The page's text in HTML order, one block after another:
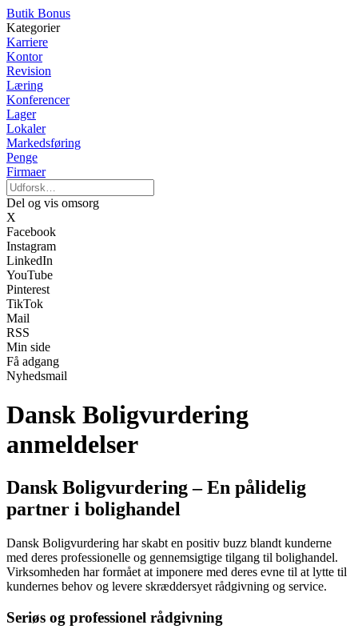
Butik Bonus
Kategorier
Karriere
Kontor
Revision
Læring
Konferencer
Lager
Lokaler
Markedsføring
Penge
Firmaer
Del og vis omsorg
X
Facebook
Instagram
LinkedIn
YouTube
Pinterest
TikTok
Mail
RSS
Min side
Få adgang
Nyhedsmail
Dansk Boligvurdering
anmeldelser
Dansk Boligvurdering – En pålidelig
partner i bolighandel
Dansk Boligvurdering har skabt en positiv buzz blandt kunderne
med deres professionelle og gennemsigtige tilgang til bolighandel.
Virksomheden har formået at imponere med deres evne til at lytte til
kundernes behov og levere skræddersyet rådgivning og service.
Seriøs og professionel rådgivning